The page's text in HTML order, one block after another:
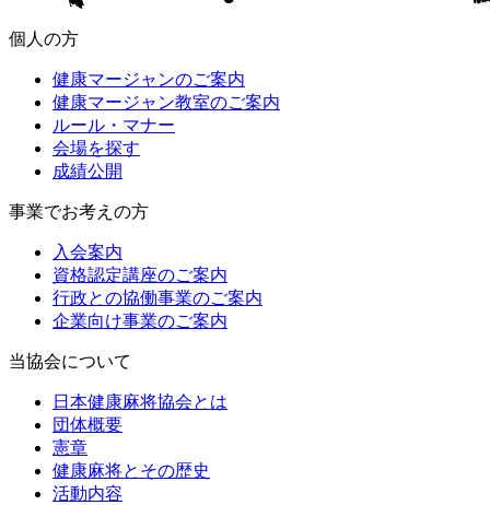
個人の方
健康マージャンのご案内
健康マージャン教室のご案内
ルール・マナー
会場を探す
成績公開
事業でお考えの方
入会案内
資格認定講座のご案内
行政との協働事業のご案内
企業向け事業のご案内
当協会について
日本健康麻将協会とは
団体概要
憲章
健康麻将とその歴史
活動内容